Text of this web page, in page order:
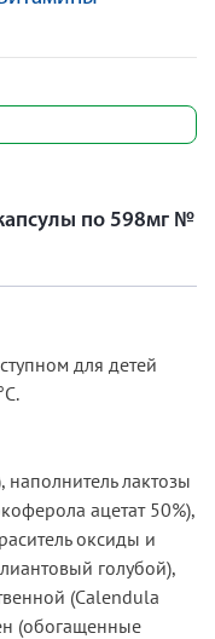
по 598мг №
для детей
наполнитель лактозы
ацетат 50%),
оксиды и
голубой),
(Calendula
(обогащенные